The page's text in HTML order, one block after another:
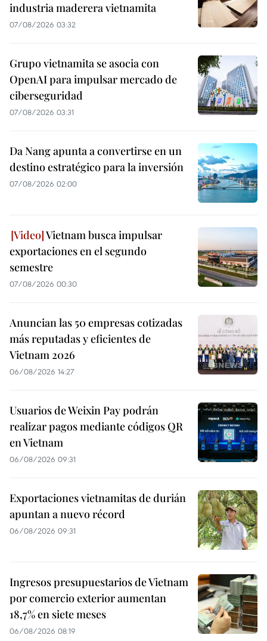
industria maderera vietnamita
07/08/2026 03:32
Grupo vietnamita se asocia con
OpenAI para impulsar mercado de
ciberseguridad
07/08/2026 03:31
Da Nang apunta a convertirse en un
destino estratégico para la inversión
07/08/2026 02:00
Vietnam busca impulsar
exportaciones en el segundo
semestre
07/08/2026 00:30
Anuncian las 50 empresas cotizadas
más reputadas y eficientes de
Vietnam 2026
06/08/2026 14:27
Usuarios de Weixin Pay podrán
realizar pagos mediante códigos QR
en Vietnam
06/08/2026 09:31
Exportaciones vietnamitas de durián
apuntan a nuevo récord
06/08/2026 09:31
Ingresos presupuestarios de Vietnam
por comercio exterior aumentan
18,7% en siete meses
06/08/2026 08:19